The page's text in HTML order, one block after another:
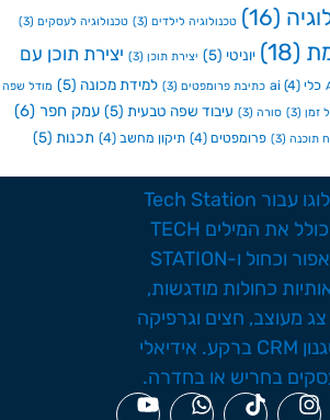
(16) טכנולוגיה לילדים(3) טכנולוגיה לעסקים(3)
יוניטי (5) יצירת תוכן(3)
יצירת תוכן עם
(4) כתיבת פרומפטים(3) למידת מכונה(5) מודל שפה
סורה (3) עיבוד שפה טבעית(5) עמק חפר (6)
(3) פרומפטים(4) תיקון מחשב(4) תכנות(5)